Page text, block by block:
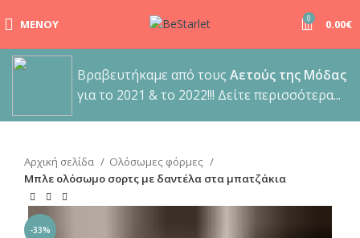
ΜΕΝΟΎ 0 0.00€
Βραβευτήκαμε από τους Αετούς της Μόδας
για το 2021 & το 2022!!! Δείτε περισσότερα...
Αρχική σελίδα
Ολόσωμες φόρμες
Μπλε ολόσωμο σορτς με δαντέλα στα μπατζάκια
-33%